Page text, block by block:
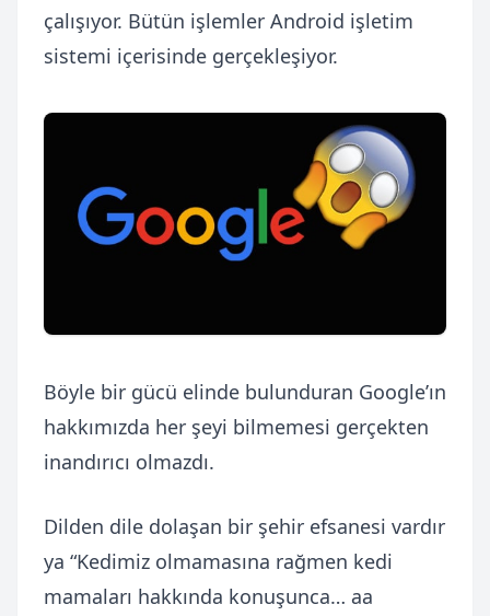
çalışıyor. Bütün işlemler Android işletim
sistemi içerisinde gerçekleşiyor.
Böyle bir gücü elinde bulunduran Google’ın
hakkımızda her şeyi bilmemesi gerçekten
inandırıcı olmazdı.
Dilden dile dolaşan bir şehir efsanesi vardır
ya “Kedimiz olmamasına rağmen kedi
mamaları hakkında konuşunca… aa